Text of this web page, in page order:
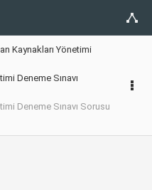
Kaynakları Yönetimi
Deneme Sınavı
Deneme Sınavı Sorusu